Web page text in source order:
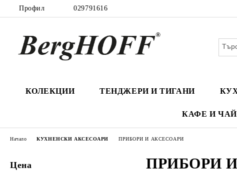
Профил 029791616
КОЛЕКЦИИ ТЕНДЖЕРИ И ТИГАНИ
КАФЕ И ЧАЙ
Цена
Начало КУХНЕНСКИ АКСЕСОАРИ ПРИБОРИ И АКСЕСОАРИ
ПРИБОРИ